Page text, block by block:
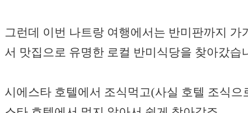
그런데 이번 나트랑 여행에서는 반미판까지
서 맛집으로 유명한 로컬 반미식당을 찾아갔습
시에스타 호텔에서 조식먹고(사실 호텔 조식